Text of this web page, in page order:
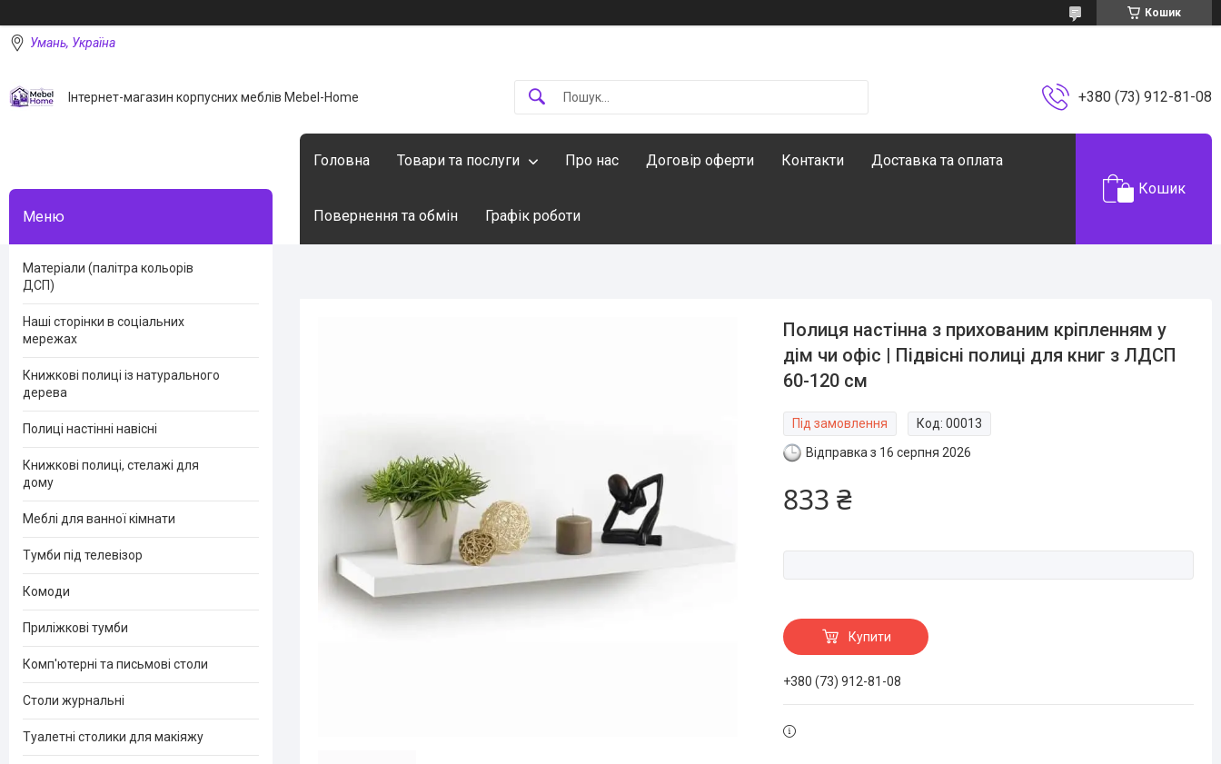
Кошик
Умань, Україна
Інтернет-магазин корпусних меблів Mebel-Home +380 (73) 912-81-08
Головна Товари та послуги Про нас Договір оферти Контакти Доставка та оплата
Повернення та обмін Графік роботи
Кошик
Полиця настінна з прихованим кріпленням у
дім чи офіс | Підвісні полиці для книг з ЛДСП
60-120 см
Під замовлення Код:00013
Відправка з 16 серпня 2026
833 ₴
Купити
+380 (73) 912-81-08
Матеріали (палітра кольорів
ДСП)
Наші сторінки в соціальних
мережах
Книжкові полиці із натурального
дерева
Полиці настінні навісні
Книжкові полиці, стелажі для
дому
Меблі для ванної кімнати
Тумби під телевізор
Комоди
Приліжкові тумби
Комп'ютерні та письмові столи
Столи журнальні
Туалетні столики для макіяжу